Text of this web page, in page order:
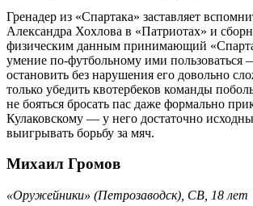
Гренадер из «Спартака» заставляет
Александра Хохлова в «Патриотах» и
физическим данным принимающий
умение по-футбольному ими пользоваться
остановить без нарушения его довольно
только убедить квотербеков команды
не бояться бросать пас даже формально
Кулаковскому — у него достаточно
выигрывать борьбу за мяч.
Михаил Громов
«Оружейники» (Петрозаводск), CB, 18 лет